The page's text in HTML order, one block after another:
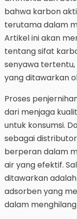
bahwa karbon
terutama dalam
Artikel ini akan
tentang sifat
senyawa
yang ditawarkan
Proses
dari menjaga
untuk konsumsi.
sebagai
berperan dalam
air yang efektif.
ditawarkan
adsorben yang
dalam